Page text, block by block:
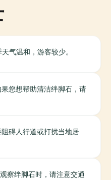
气温和，游客较少。
您想帮助清洁绊脚石，请
碍人行道或打扰当地居
察绊脚石时，请注意交通